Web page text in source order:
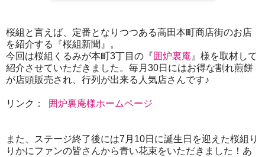
桜組と言えば、定番となりつつある高田本町商店街のお店
を紹介する『桜組新聞』。
今回は桜組くるみが本町3丁目の『囲炉裏庵 』様を取材して
紹介させていただきました。毎月30日にはお得な割れ煎餅
が店頭販売され、行列が出来る人気店さんです♪
リンク： 囲炉裏庵様ホームページ
また、ステージ終了後には7月10日に誕生日を迎えた桜組り
りかにファンの皆さんから青い花束をいただきました！あ